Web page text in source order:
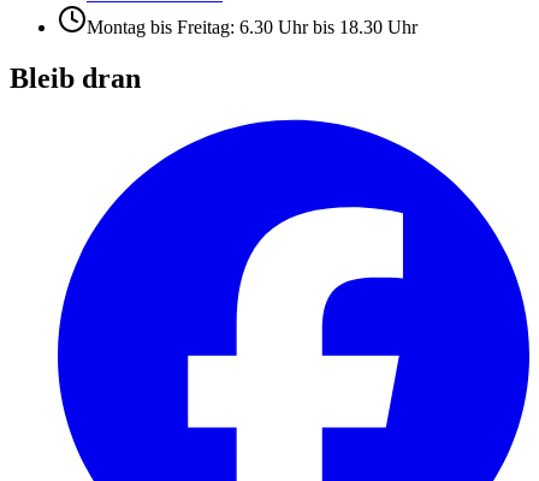
Montag bis Freitag: 6.30 Uhr bis 18.30 Uhr
Bleib dran